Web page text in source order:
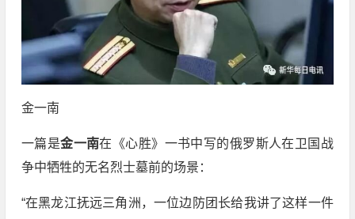
金一南
一篇是金一南在《心胜》一书中写的俄罗斯人在卫国战
争中牺牲的无名烈士墓前的场景：
“在黑龙江抚远三角洲，一位边防团长给我讲了这样一件